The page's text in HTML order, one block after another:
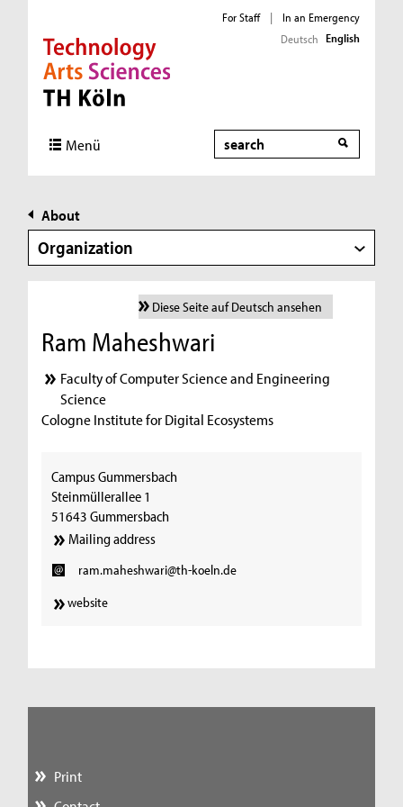
Direkt zur Hauptnavigation
Direkt zur Subnavigation
Direkt zum Inhalt
Direkt zum Fußbereich
For Staff |
In an Emergency
Deutsch English
Menü Search
About
Organization
Diese Seite auf Deutsch ansehen
Ram Maheshwari
Faculty of Computer Science and Engineering
Science
Cologne Institute for Digital Ecosystems
Campus Gummersbach
Steinmüllerallee 1
51643 Gummersbach
Mailing address
ram.maheshwari@th-koeln.de
website
Print